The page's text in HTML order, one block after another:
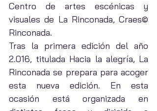
Centro de artes escénicas y
visuales de La Rinconada, Craes©
Rinconada.
Tras la primera edición del año
2.016, titulada Hacia la alegría, La
Rinconada se prepara para acoger
esta nueva edición. En esta
ocasión está organizada en